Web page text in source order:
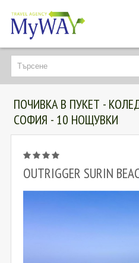
НАЙ-ТЪРСЕНИ
ДЕСТИНАЦИИ
ЕКЗОТИЧНИ ПОЧИВКИ
TAILOR MADE
ПОЧИВКА В ПУКЕТ -
СОФИЯ - 10 НОЩУВКИ
OUTRIGGER SURIN